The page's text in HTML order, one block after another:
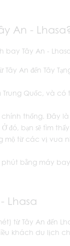
An -
bay Tây An -
An đến Tây
Trung Quốc, và
thống. Đây
đó, bạn sẽ tìm
mộ từ các vị vua
bằng máy
Lhasa
từ Tây An đến
khách du lịch